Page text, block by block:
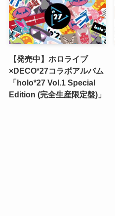
【発売中】ホロライブ
×DECO*27コラボアルバム
「holo*27 Vol.1 Special
Edition (完全生産限定盤)」